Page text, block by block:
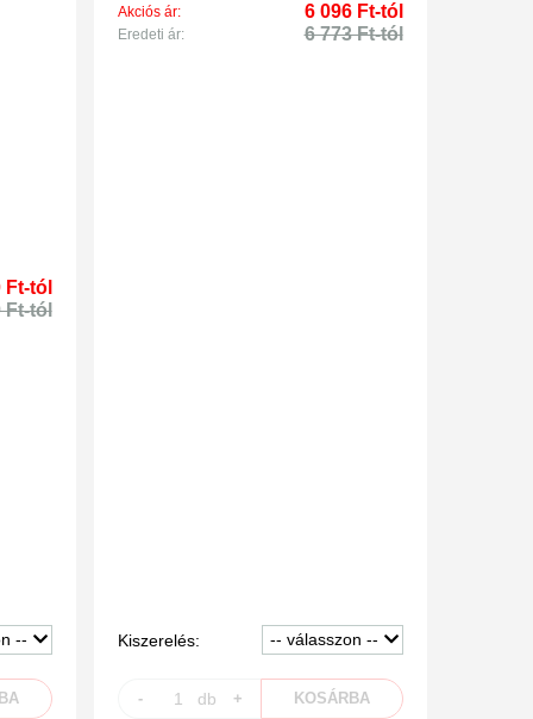
Ft-tól
Ft-tól
Akciós ár: 6 096 Ft-tól
Eredeti ár: 6 773 Ft-tól
Kiszerelés:
- db + KOSÁRBA